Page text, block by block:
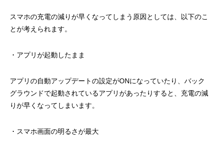
スマホの充電の減りが早くなってしまう原因としては、以下のこ
とが考えられます。
・アプリが起動したまま
アプリの自動アップデートの設定がONになっていたり、バック
グラウンドで起動されているアプリがあったりすると、充電の減
りが早くなってしまいます。
・スマホ画面の明るさが最大